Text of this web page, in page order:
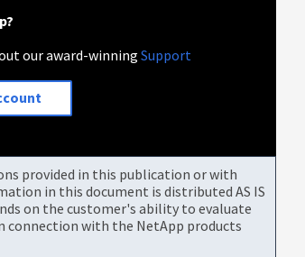
our award-winningSupport
provided in this publication or with
in this document is distributed AS IS
on the customer's ability to evaluate
connection with the NetApp products